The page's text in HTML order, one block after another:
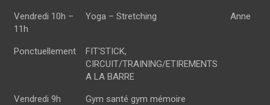
Vendredi 10h –
11h
Yoga – Stretching Anne
Ponctuellement
FIT'STICK,
CIRCUIT/TRAINING/ETIREMENTS
A LA BARRE
Vendredi 9h
Gym santé gym mémoire